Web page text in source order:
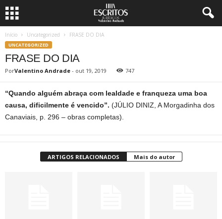
Início Uncategorized FRASE DO DIA
UNCATEGORIZED
FRASE DO DIA
PorValentino Andrade - out 19, 2019 747
“Quando alguém abraça com lealdade e franqueza uma boa
causa, dificilmente é vencido”. (JÚLIO DINIZ, A Morgadinha dos
Canaviais, p. 296 – obras completas).
ARTIGOS RELACIONADOS Mais do autor